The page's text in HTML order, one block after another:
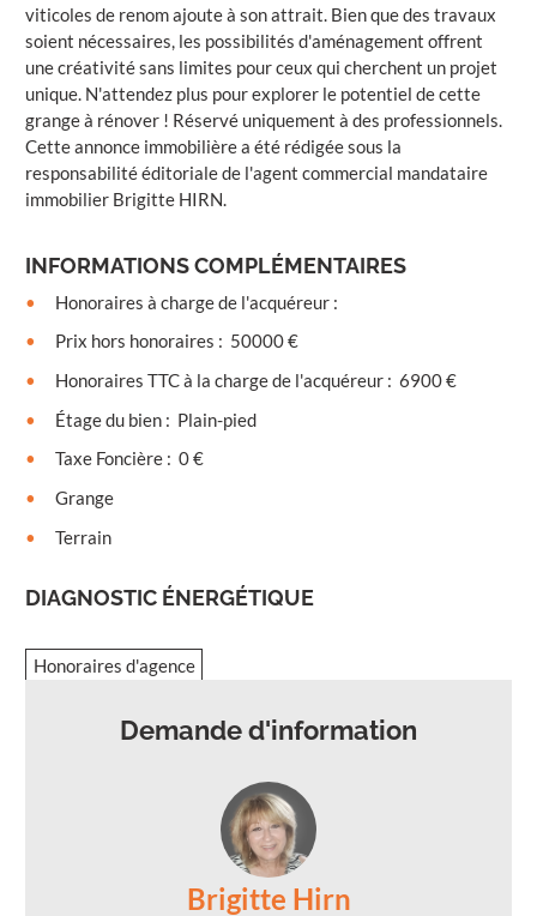
viticoles de renom ajoute à son attrait. Bien que des travaux
soient nécessaires, les possibilités d'aménagement offrent
une créativité sans limites pour ceux qui cherchent un projet
unique. N'attendez plus pour explorer le potentiel de cette
grange à rénover ! Réservé uniquement à des professionnels.
Cette annonce immobilière a été rédigée sous la
responsabilité éditoriale de l'agent commercial mandataire
immobilier Brigitte HIRN.
INFORMATIONS COMPLÉMENTAIRES
Honoraires à charge de l'acquéreur:
Prix hors honoraires : 50000 €
Honoraires TTC à la charge de l'acquéreur: 6900 €
Étage du bien: Plain-pied
Taxe Foncière: 0 €
Grange
Terrain
DIAGNOSTIC ÉNERGÉTIQUE
Honoraires d'agence
Demande d'information
Brigitte Hirn